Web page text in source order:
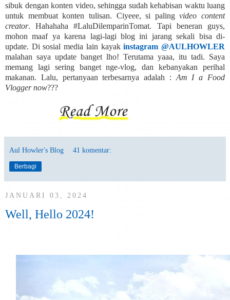
sibuk dengan konten video, sehingga sudah kehabisan waktu luang
untuk membuat konten tulisan. Ciyeee, si palingvideo content
creator. Hahahaha #LaluDilemparinTomat. Tapi beneran guys,
mohon maaf ya karena lagi-lagi blog ini jarang sekali bisa di-
update. Di sosial media lain kayakinstagram @AULHOWLER
malahan saya update banget lho! Terutama yaaa, itu tadi. Saya
memang lagi sering banget nge-vlog, dan kebanyakan perihal
makanan. Lalu, pertanyaan terbesarnya adalah : Am I a Food
Vlogger now???
Aul Howler's Blog 41 komentar:
Berbagi
JANUARI 03, 2024
Well, Hello 2024!